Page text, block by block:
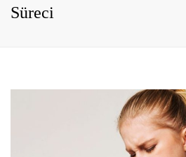
Süreci